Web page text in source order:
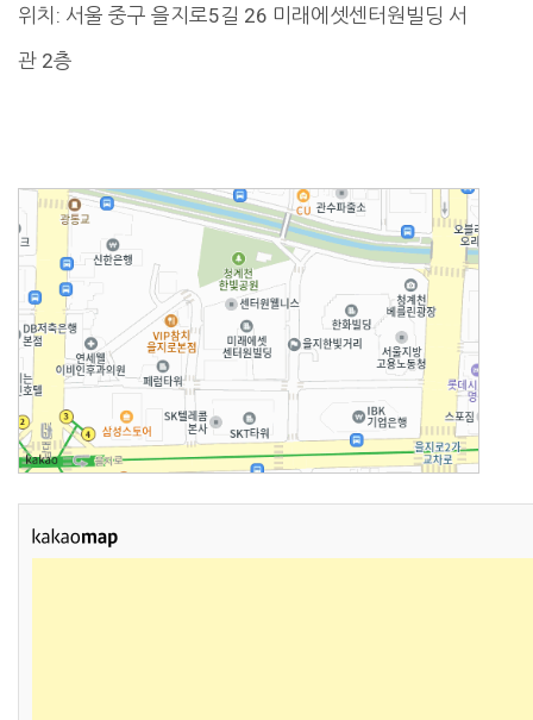
위치: 서울 중구 을지로5길 26 미래에셋센터원빌딩 서
관 2층